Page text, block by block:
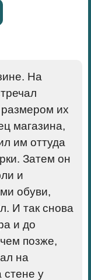
На
размером их
магазина,
им оттуда
Затем он
и
обуви,
И так снова
и до
позже,
на
стене у